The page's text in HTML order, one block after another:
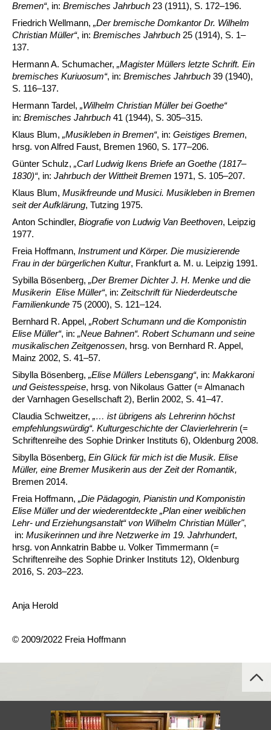
Bremen“, in: Bremisches Jahrbuch 23 (1911), S. 172–196.
Friedrich Wellmann, „Der bremische Domkantor Dr. Wilhelm
Christian Müller“, in: Bremisches Jahrbuch 25 (1914), S. 1–
137.
Hermann A. Schumacher, „Magister Müllers letzte Schrift. Ein
bremisches Kuriuosum“, in: Bremisches Jahrbuch 39 (1940),
S. 116–137.
Hermann Tardel, „Wilhelm Christian Müller bei Goethe“
in: Bremisches Jahrbuch 41 (1944), S. 305–315.
Klaus Blum, „Musikleben in Bremen“, in: Geistiges Bremen,
hrsg. von Alfred Faust, Bremen 1960, S. 177–206.
Günter Schulz, „Carl Ludwig Ikens Briefe an Goethe (1817–
1830)“, in: Jahrbuch der Wittheit Bremen 1971, S. 105–207.
Klaus Blum, Musikfreunde und Musici. Musikleben in Bremen
seit der Aufklärung, Tutzing 1975.
Anton Schindler, Biografie von Ludwig Van Beethoven, Leipzig
1977.
Freia Hoffmann, Instrument und Körper. Die musizierende
Frau in der bürgerlichen Kultur, Frankfurt a. M. u. Leipzig 1991.
Sybilla Bösenberg, „Der Bremer Dichter J. H. Menke und die
Musikerin Elise Müller“, in: Zeitschrift für Niederdeutsche
Familienkunde 75 (2000), S. 121–124.
Bernhard R. Appel, „Robert Schumann und die Komponistin
Elise Müller“, in: „Neue Bahnen“. Robert Schumann und seine
musikalischen Zeitgenossen, hrsg. von Bernhard R. Appel,
Mainz 2002, S. 41–57.
Sibylla Bösenberg, „Elise Müllers Lebensgang“, in: Makkaroni
und Geistesspeise, hrsg. von Nikolaus Gatter (= Almanach
der Varnhagen Gesellschaft 2), Berlin 2002, S. 41–47.
Claudia Schweitzer, „… ist übrigens als Lehrerinn höchst
empfehlungswürdig“. Kulturgeschichte der Clavierlehrerin (=
Schriftenreihe des Sophie Drinker Instituts 6), Oldenburg 2008.
Sibylla Bösenberg, Ein Glück für mich ist die Musik. Elise
Müller, eine Bremer Musikerin aus der Zeit der Romantik,
Bremen 2014.
Freia Hoffmann, „Die Pädagogin, Pianistin und Komponistin
Elise Müller und der wiederentdeckte „Plan einer weiblichen
Lehr- und Erziehungsanstalt“ von Wilhelm Christian Müller",
in: Musikerinnen und ihre Netzwerke im 19. Jahrhundert,
hrsg. von Annkatrin Babbe u. Volker Timmermann (=
Schriftenreihe des Sophie Drinker Instituts 12), Oldenburg
2016, S. 203–223.
Anja Herold
© 2009/2022 Freia Hoffmann